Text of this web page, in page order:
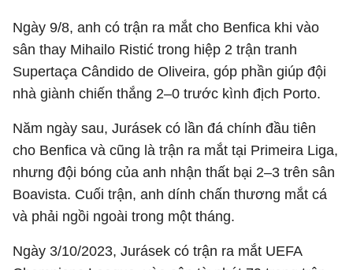
Ngày 9/8, anh có trận ra mắt cho Benfica khi vào
sân thay Mihailo Ristić trong hiệp 2 trận tranh
Supertaça Cândido de Oliveira, góp phần giúp đội
nhà giành chiến thắng 2–0 trước kình địch Porto.
Năm ngày sau, Jurásek có lần đá chính đầu tiên
cho Benfica và cũng là trận ra mắt tại Primeira Liga,
nhưng đội bóng của anh nhận thất bại 2–3 trên sân
Boavista. Cuối trận, anh dính chấn thương mắt cá
và phải ngồi ngoài trong một tháng.
Ngày 3/10/2023, Jurásek có trận ra mắt UEFA